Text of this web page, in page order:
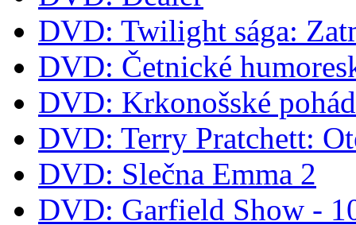
DVD: Twilight sága:
DVD: Četnické
DVD: Krkonošské
DVD: Terry Pratchett:
DVD: Slečna Emma 2
DVD: Garfield Show -